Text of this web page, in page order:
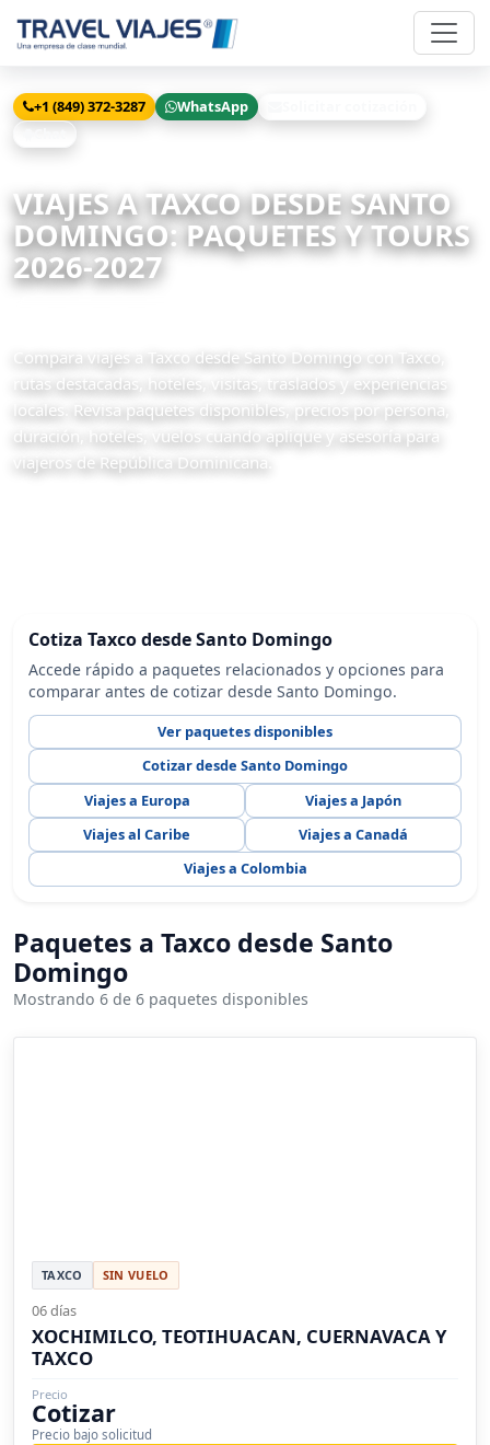
+1 (849) 372-3287 WhatsApp
VIAJES A TAXCO DESDE SANTO
DOMINGO: PAQUETES Y TOURS
2026-2027
Compara viajes a Taxco desde Santo Domingo con Taxco,
rutas destacadas, hoteles, visitas, traslados y experiencias
locales. Revisa paquetes disponibles, precios por persona,
duración, hoteles, vuelos cuando aplique y asesoría para
viajeros de República Dominicana.
Cotiza Taxco desde Santo Domingo
Accede rápido a paquetes relacionados y opciones para
comparar antes de cotizar desde Santo Domingo.
Ver paquetes disponibles
Cotizar desde Santo Domingo
Viajes a Europa
Viajes a Japón
Viajes al Caribe
Viajes a Canadá
Viajes a Colombia
Paquetes a Taxco desde Santo
Domingo
Mostrando 6 de 6 paquetes disponibles
TAXCO SIN VUELO
06 días
XOCHIMILCO, TEOTIHUACAN, CUERNAVACA Y
TAXCO
Precio
Cotizar
Precio bajo solicitud